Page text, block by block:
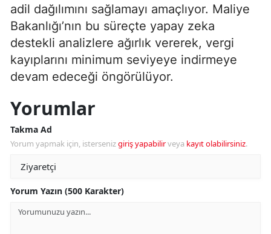
adil dağılımını sağlamayı amaçlıyor. Maliye
Bakanlığı’nın bu süreçte yapay zeka
destekli analizlere ağırlık vererek, vergi
kayıplarını minimum seviyeye indirmeye
devam edeceği öngörülüyor.
Yorumlar
Takma Ad
Yorum yapmak için, istersenizgiriş yapabilirveya kayıt olabilirsiniz.
Yorum Yazın (500 Karakter)